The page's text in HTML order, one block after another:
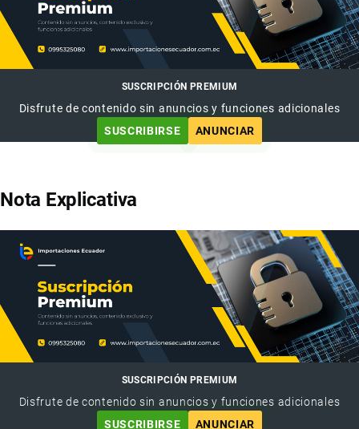
SUSCRIPCIÓN PREMIUM
Disfrute de contenido sin anuncios y funciones adicionales
SUSCRIBIRSE
ANUNCIAR
Nota Explicativa
SUSCRIPCIÓN PREMIUM
Disfrute de contenido sin anuncios y funciones adicionales
SUSCRIBIRSE
ANUNCIAR